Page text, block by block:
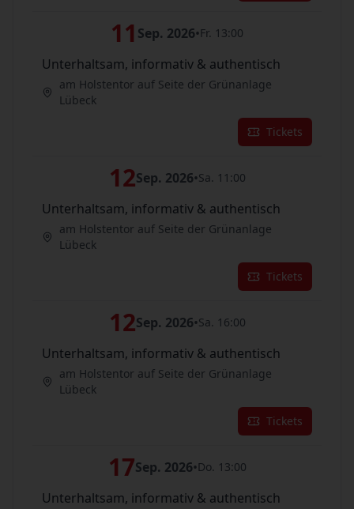
11 Sep. 2026•Fr. 13:00
Unterhaltsam, informativ & authentisch
am Holstentor auf Seite der Grünanlage
Lübeck
Tickets
12Sep. 2026•Sa. 11:00
Unterhaltsam, informativ & authentisch
am Holstentor auf Seite der Grünanlage
Lübeck
Tickets
12Sep. 2026•Sa. 16:00
Unterhaltsam, informativ & authentisch
am Holstentor auf Seite der Grünanlage
Lübeck
Tickets
17Sep. 2026•Do. 13:00
Unterhaltsam, informativ & authentisch